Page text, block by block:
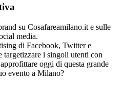
su Cosafareamilano.it e sulle
media.
di Facebook, Twitter e
targetizzare i singoli utenti con
oggi di questa grande
evento a Milano?